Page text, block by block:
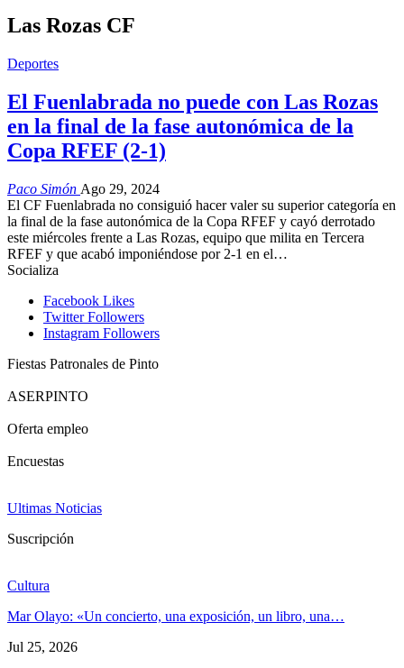
Las Rozas CF
Deportes
El Fuenlabrada no puede con Las Rozas
en la final de la fase autonómica de la
Copa RFEF (2-1)
Paco Simón Ago 29, 2024
El CF Fuenlabrada no consiguió hacer valer su superior categoría en
la final de la fase autonómica de la Copa RFEF y cayó derrotado
este miércoles frente a Las Rozas, equipo que milita en Tercera
RFEF y que acabó imponiéndose por 2-1 en el…
Socializa
Facebook Likes
Twitter Followers
Instagram Followers
Fiestas Patronales de Pinto
ASERPINTO
Oferta empleo
Encuestas
Ultimas Noticias
Suscripción
Cultura
Mar Olayo: «Un concierto, una exposición, un libro, una…
Jul 25, 2026